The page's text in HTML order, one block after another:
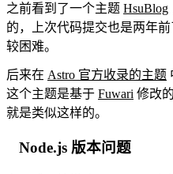
之前看到了一个主题 HsuBlog
的，上次代码提交也是两年
较困难。
后来在 Astro 官方收录的主题
这个主题是基于 Fuwari 修改
就是类似这样的。
Node.js 版本问题